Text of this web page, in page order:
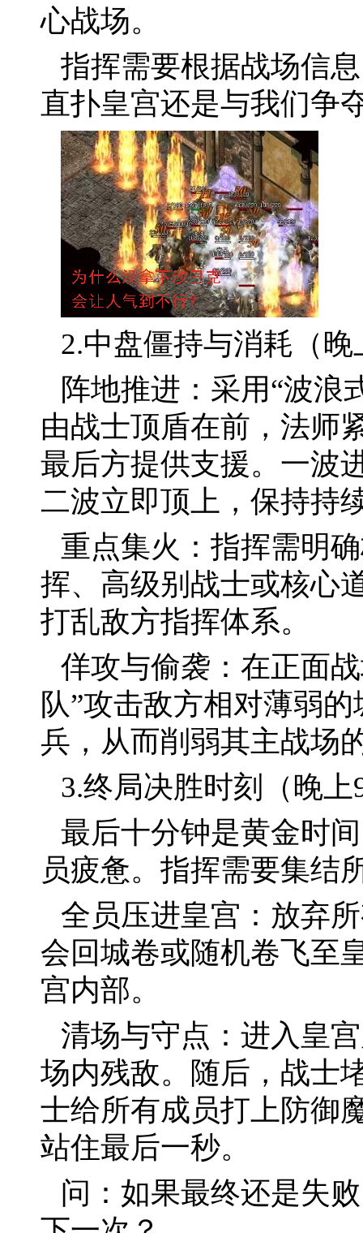
心战场。
指挥需要根据战场信
直扑皇宫还是与我们争
2.中盘僵持与消耗（晚
阵地推进：采用“波浪
由战士顶盾在前，法师
最后方提供支援。一波
二波立即顶上，保持持
重点集火：指挥需明
挥、高级别战士或核心
打乱敌方指挥体系。
佯攻与偷袭：在正面
队”攻击敌方相对薄弱
兵，从而削弱其主战场
3.终局决胜时刻（晚上
最后十分钟是黄金时
员疲惫。指挥需要集结
全员压进皇宫：放弃
会回城卷或随机卷飞至
宫内部。
清场与守点：进入皇
场内残敌。随后，战士
士给所有成员打上防御
站住最后一秒。
问：如果最终还是失